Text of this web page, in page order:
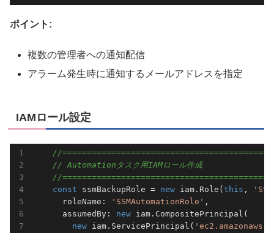
ポイント:
複数の管理者への通知配信
アラーム発生時に通知するメールアドレスを指定
IAMロール設定
//===========================================
// Automationタスク用IAMロール作成
//
const ssmBackupRole = new iam.Role(this ,
      roleName:
'SSMAutomationRole'
      assumedBy:
new
new iam.ServicePrincipal(